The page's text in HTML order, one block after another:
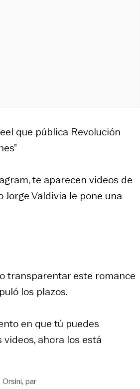
que pública Revolución
te aparecen videos de
Valdivia le pone una
transparentar este romance
los plazos.
en que tú puedes
videos, ahora los está
Orsini par